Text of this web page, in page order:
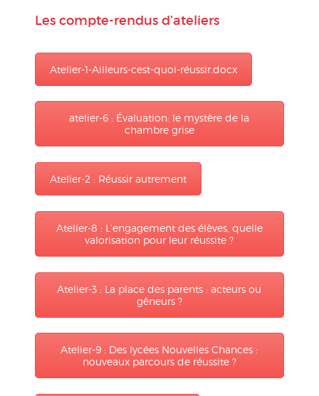
Les compte-rendus d’ateliers
Atelier-1-Ailleurs-cest-quoi-réussir.docx
atelier-6 : Évaluation: le mystère de la
chambre grise
Atelier-2 : Réussir autrement
Atelier-8 : L’engagement des élèves, quelle
valorisation pour leur réussite ?
Atelier-3 : La place des parents : acteurs ou
gêneurs ?
Atelier-9 : Des lycées Nouvelles Chances :
nouveaux parcours de réussite ?